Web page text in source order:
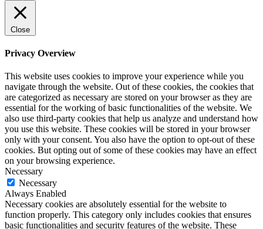
Close
Privacy Overview
This website uses cookies to improve your experience while you
navigate through the website. Out of these cookies, the cookies that
are categorized as necessary are stored on your browser as they are
essential for the working of basic functionalities of the website. We
also use third-party cookies that help us analyze and understand how
you use this website. These cookies will be stored in your browser
only with your consent. You also have the option to opt-out of these
cookies. But opting out of some of these cookies may have an effect
on your browsing experience.
Necessary
Necessary
Always Enabled
Necessary cookies are absolutely essential for the website to
function properly. This category only includes cookies that ensures
basic functionalities and security features of the website. These